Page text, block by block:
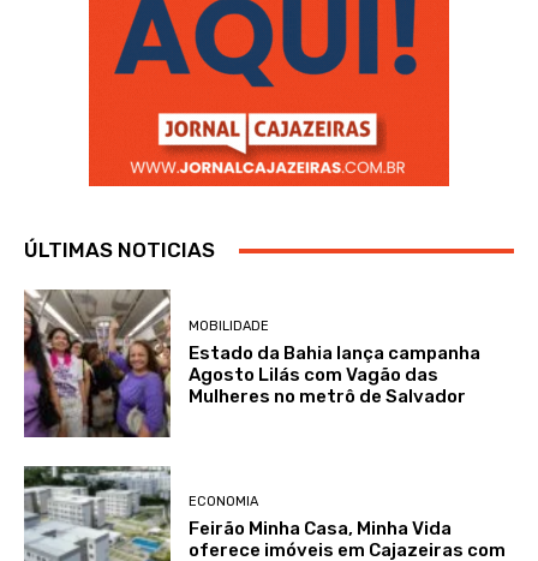
ÚLTIMAS NOTICIAS
MOBILIDADE
Estado da Bahia lança campanha
Agosto Lilás com Vagão das
Mulheres no metrô de Salvador
ECONOMIA
Feirão Minha Casa, Minha Vida
oferece imóveis em Cajazeiras com